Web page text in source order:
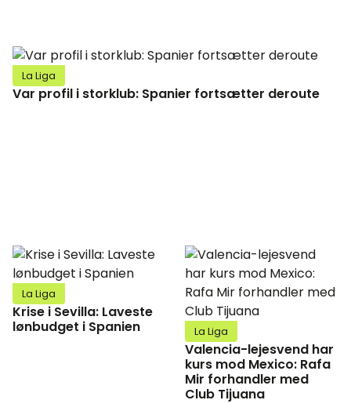
La Liga
Var profil i storklub: Spanier fortsætter deroute
La Liga
Krise i Sevilla: Laveste
lønbudget i Spanien
La Liga
Valencia-lejesvend har
kurs mod Mexico: Rafa
Mir forhandler med
Club Tijuana